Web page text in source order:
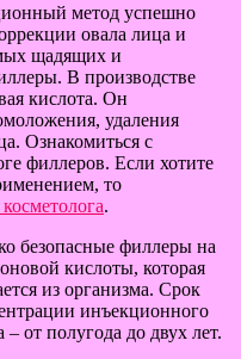
метод успешно
овала лица и
щадящих и
В производстве
кислота. Он
удаления
Ознакомиться с
филлеров. Если хотите
то
.
безопасные филлеры на
кислоты, которая
из организма. Срок
инъекционного
– от полугода до двух лет.